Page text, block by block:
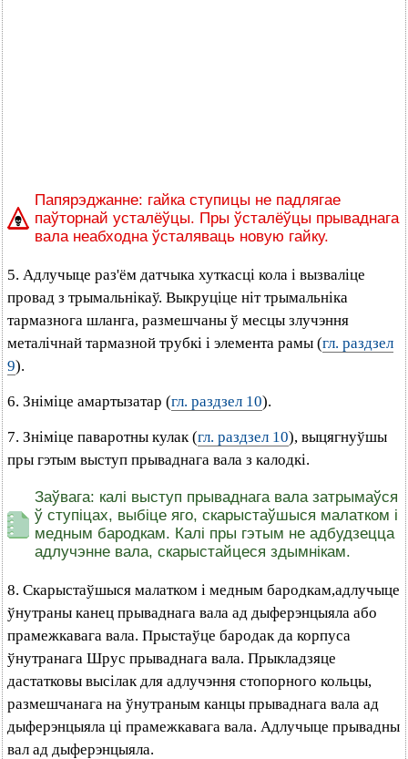
Папярэджанне: гайка ступицы не падлягае
паўторнай усталёўцы. Пры ўсталёўцы прываднага
вала неабходна ўсталяваць новую гайку.
5. Адлучыце раз'ём датчыка хуткасці кола і вызваліце
провад з трымальнікаў. Выкруціце ніт трымальніка
тармазнога шланга, размешчаны ў месцы злучэння
металічнай тармазной трубкі і элемента рамы (гл. раздзел
9).
6. Зніміце амартызатар (гл. раздзел 10).
7. Зніміце паваротны кулак (гл. раздзел 10), выцягнуўшы
пры гэтым выступ прываднага вала з калодкі.
Заўвага: калі выступ прываднага вала затрымаўся
ў ступіцах, выбіце яго, скарыстаўшыся малатком і
медным бародкам. Калі пры гэтым не адбудзецца
адлучэнне вала, скарыстайцеся здымнікам.
8. Скарыстаўшыся малатком і медным бародкам,адлучыце
ўнутраны канец прываднага вала ад дыферэнцыяла або
прамежкавага вала. Прыстаўце бародак да корпуса
ўнутранага Шрус прываднага вала. Прыкладзяце
дастатковы высілак для адлучэння стопорного кольцы,
размешчанага на ўнутраным канцы прываднага вала ад
дыферэнцыяла ці прамежкавага вала. Адлучыце прывадны
вал ад дыферэнцыяла.